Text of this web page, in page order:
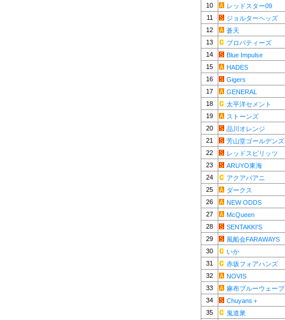
10
レッドスター09
11
ジョルターヘッズ
12
蒼天
13
プロパティーズ
14
Blue Impulse
15
HADES
16
Gigers
17
GENERAL
18
太平洋セメント
19
ストーンズ
20
品川オレンジ
21
芳山堂ゴールデンズ
22
レッドスピリッツ
23
ARUYO東海
24
アクアパアニ
25
ダークス
26
NEW ODDS
27
McQueen
28
SENTAKKI'S
29
風船会FARAWAYS
30
いか
31
赤坂フォアハンズ
32
NOVIS
33
麻布ブルーウェーブ
34
Chuyans＋
35
鬼道衆